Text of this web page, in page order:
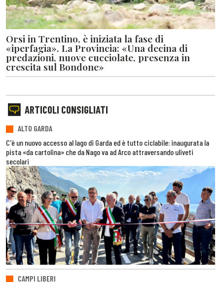
Orsi in Trentino, è iniziata la fase di
«iperfagia». La Provincia: «Una decina di
predazioni, nuove cucciolate, presenza in
crescita sul Bondone»
ARTICOLI CONSIGLIATI
ALTO GARDA
C'è un nuovo accesso al lago di Garda ed è tutto ciclabile: inaugurata la
pista «da cartolina» che da Nago va ad Arco attraversando uliveti
secolari
CAMPI LIBERI